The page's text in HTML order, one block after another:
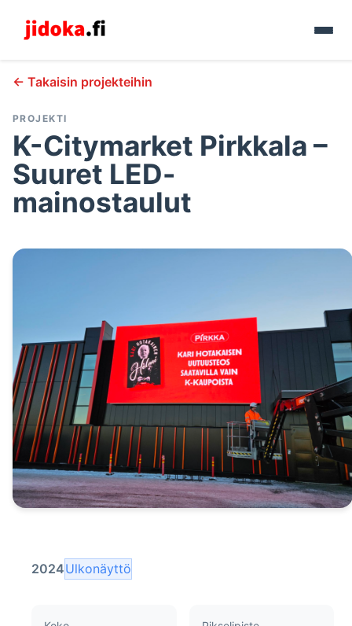
← Takaisin projekteihin
PROJEKTI
K-Citymarket Pirkkala –
Suuret LED-
mainostaulut
2024Ulkonäyttö